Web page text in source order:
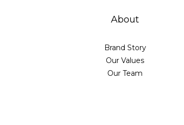
About
Brand Story
Our Values
Our Team